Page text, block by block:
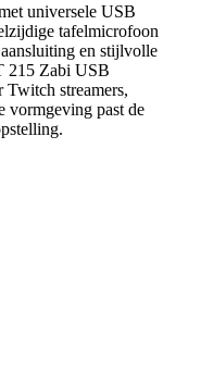
universele USB
tafelmicrofoon
en stijlvolle
215 Zabi USB
streamers,
vormgeving past de